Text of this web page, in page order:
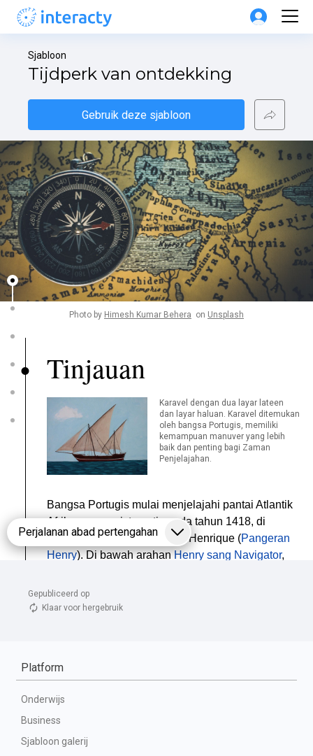
Gepubliceerd op
Klaar voor hergebruik
Sjabloon
Tijdperk van ontdekking
Gebruik deze sjabloon
Platform
Onderwijs
Business
Sjabloon galerij